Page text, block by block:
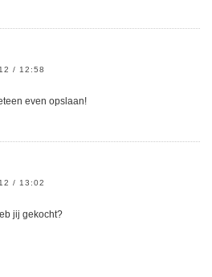
/ 12:58
even opslaan!
/ 13:02
jij gekocht?